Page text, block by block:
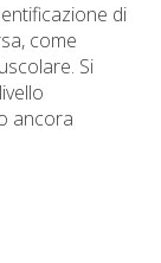
di
come
Si
ancora